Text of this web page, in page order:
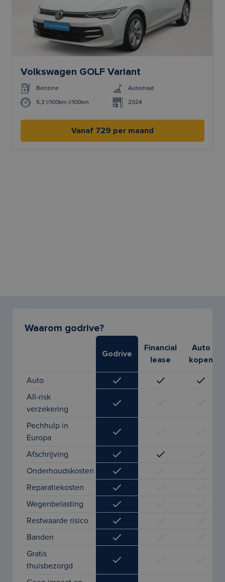
Volkswagen GOLF Variant
Benzine Automaat
5,3 l/100km l/100km 2024
Vanaf 729 per maand
Waarom godrive?
Godrive
Financial
lease
Auto
kopen
Auto
All-risk
verzekering
Pechhulp in
Europa
Afschrijving
Onderhoudskosten
Reparatiekosten
Wegenbelasting
Restwaarde risico
Banden
Gratis
thuisbezorgd